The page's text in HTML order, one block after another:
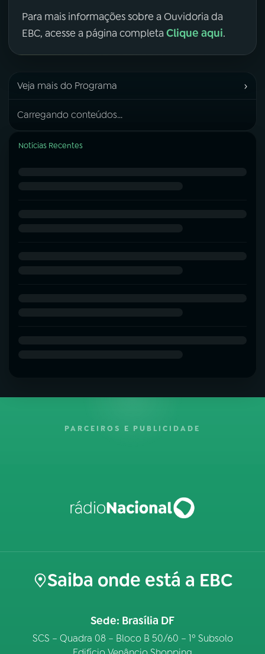
Para mais informações sobre a Ouvidoria da
EBC, acesse a página completa Clique aqui.
Veja mais do Programa ›
Carregando conteúdos...
Notícias Recentes
PARCEIROS E PUBLICIDADE
Saiba onde está a EBC
Sede: Brasília DF
SCS – Quadra 08 – Bloco B 50/60 – 1º Subsolo